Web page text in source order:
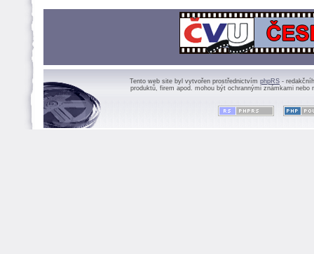
Tento web site byl vytvořen prostřednictvím phpRS -
produktů, firem apod. mohou být ochrannými známkami